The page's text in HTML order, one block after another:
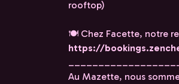
rooftop)
🍽️ Chez Facette, notre
https://
Au Mazette, nous